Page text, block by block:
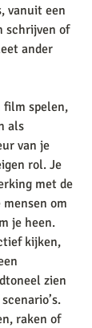
vanuit een
schrijven of
ander
film spelen,
als
van je
rol. Je
met de
om
je heen.
kijken,
zien
raken of